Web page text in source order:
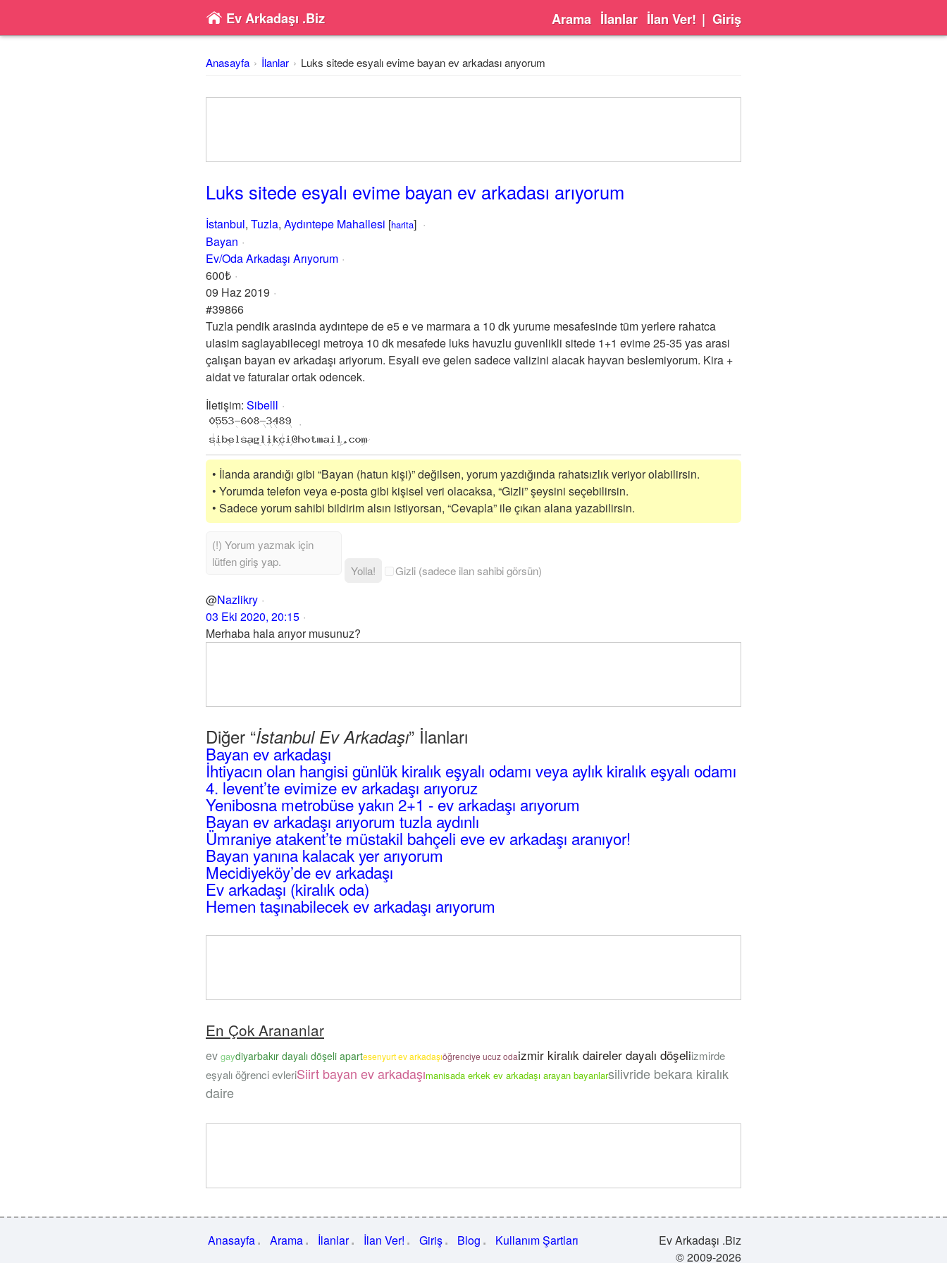
Ev Arkadaşı .Biz Arama İlanlar İlan Ver! | Giriş
Anasayfa İlanlar Luks sitede esyalı evime bayan ev arkadası arıyorum
Luks sitede esyalı evime bayan ev arkadası arıyorum
İstanbul, Tuzla, Aydıntepe Mahallesi [harita]
Bayan
Ev/Oda Arkadaşı Arıyorum
600₺
09 Haz 2019
#39866
Tuzla pendik arasinda aydıntepe de e5 e ve marmara a 10 dk yurume mesafesinde tüm yerlere rahatca
ulasim saglayabilecegi metroya 10 dk mesafede luks havuzlu guvenlikli sitede 1+1 evime 25-35 yas arasi
çalışan bayan ev arkadaşı ariyorum. Esyali eve gelen sadece valizini alacak hayvan beslemiyorum. Kira +
aidat ve faturalar ortak odencek.
İletişim: Sibelll
• İlanda arandığı gibi “Bayan (hatun kişi)” değilsen, yorum yazdığında rahatsızlık veriyor olabilirsin.
• Yorumda telefon veya e-posta gibi kişisel veri olacaksa, “Gizli” şeysini seçebilirsin.
• Sadece yorum sahibi bildirim alsın istiyorsan, “Cevapla” ile çıkan alana yazabilirsin.
Yolla! Gizli (sadece ilan sahibi görsün)
@Nazlikry
03 Eki 2020, 20:15
Merhaba hala arıyor musunuz?
Diğer “İstanbul Ev Arkadaşı” İlanları
Bayan ev arkadaşı
İhtiyacın olan hangisi günlük kiralık eşyalı odamı veya aylık kiralık eşyalı odamı
4. levent’te evimize ev arkadaşı arıyoruz
Yenibosna metrobüse yakın 2+1 - ev arkadaşı arıyorum
Bayan ev arkadaşı arıyorum tuzla aydınlı
Ümraniye atakent’te müstakil bahçeli eve ev arkadaşı aranıyor!
Bayan yanına kalacak yer arıyorum
Mecidiyeköy’de ev arkadaşı
Ev arkadaşı (kiralık oda)
Hemen taşınabilecek ev arkadaşı arıyorum
En Çok Arananlar
ev gaydiyarbakır dayalı döşeli apartesenyurt ev arkadaşıöğrenciye ucuz odaizmir kiralık daireler dayalı döşeliizmirde
eşyalı öğrenci evleriSiirt bayan ev arkadaşımanisada erkek ev arkadaşı arayan bayanlarsilivride bekara kiralık
daire
Anasayfa Arama İlanlar İlan Ver! Giriş Blog Kullanım Şartları
Ev Arkadaşı .Biz
© 2009-2026